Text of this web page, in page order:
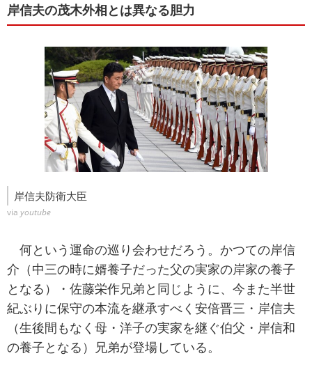
岸信夫の茂木外相とは異なる胆力
岸信夫防衛大臣
via youtube
何という運命の巡り会わせだろう。かつての岸信
介（中三の時に婿養子だった父の実家の岸家の養子
となる）・佐藤栄作兄弟と同じように、今また半世
紀ぶりに保守の本流を継承すべく安倍晋三・岸信夫
（生後間もなく母・洋子の実家を継ぐ伯父・岸信和
の養子となる）兄弟が登場している。